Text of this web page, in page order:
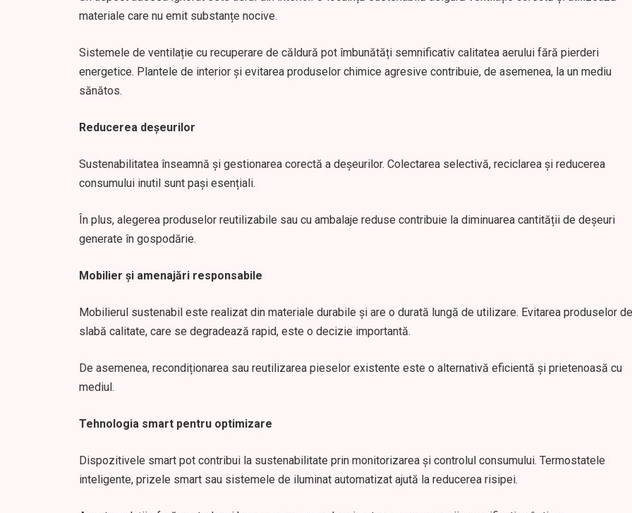
materiale care nu emit substanțe nocive.
Sistemele de ventilație cu recuperare de căldură pot îmbunătăți semnificativ calitatea aerului fără pierderi
energetice. Plantele de interior și evitarea produselor chimice agresive contribuie, de asemenea, la un mediu
sănătos.
Reducerea deșeurilor
Sustenabilitatea înseamnă și gestionarea corectă a deșeurilor. Colectarea selectivă, reciclarea și reducerea
consumului inutil sunt pași esențiali.
În plus, alegerea produselor reutilizabile sau cu ambalaje reduse contribuie la diminuarea cantității de deșeuri
generate în gospodărie.
Mobilier și amenajări responsabile
Mobilierul sustenabil este realizat din materiale durabile și are o durată lungă de utilizare. Evitarea produselor de
slabă calitate, care se degradează rapid, este o decizie importantă.
De asemenea, recondiționarea sau reutilizarea pieselor existente este o alternativă eficientă și prietenoasă cu
mediul.
Tehnologia smart pentru optimizare
Dispozitivele smart pot contribui la sustenabilitate prin monitorizarea și controlul consumului. Termostatele
inteligente, prizele smart sau sistemele de iluminat automatizat ajută la reducerea risipei.